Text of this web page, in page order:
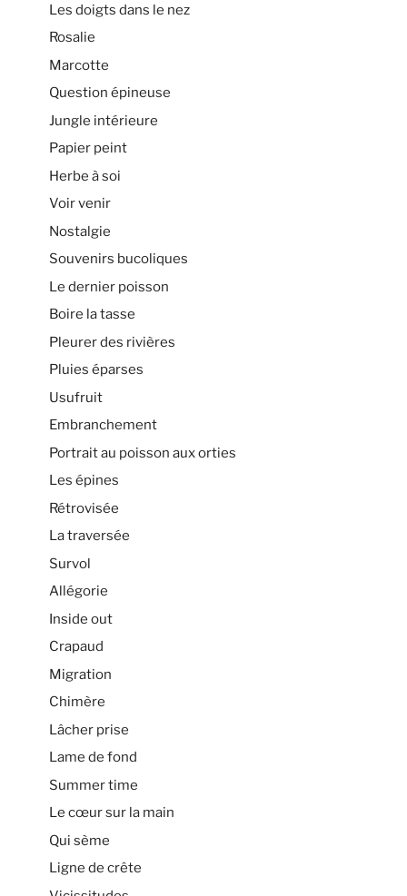
Les doigts dans le nez
Rosalie
Marcotte
Question épineuse
Jungle intérieure
Papier peint
Herbe à soi
Voir venir
Nostalgie
Souvenirs bucoliques
Le dernier poisson
Boire la tasse
Pleurer des rivières
Pluies éparses
Usufruit
Embranchement
Portrait au poisson aux orties
Les épines
Rétrovisée
La traversée
Survol
Allégorie
Inside out
Crapaud
Migration
Chimère
Lâcher prise
Lame de fond
Summer time
Le cœur sur la main
Qui sème
Ligne de crête